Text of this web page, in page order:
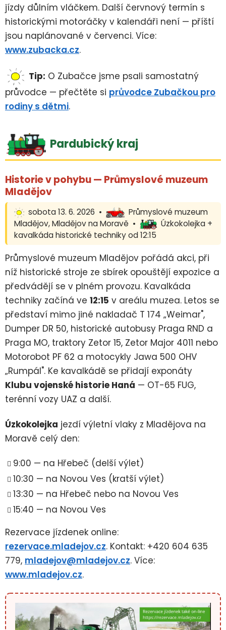
jízdy důlním vláčkem. Další červnový termín s
historickými motoráčky v kalendáři není — příští
jsou naplánované v červenci. Více:
www.zubacka.cz.
Tip: O Zubačce jsme psali samostatný
průvodce — přečtěte si průvodce Zubačkou pro
rodiny s dětmi.
Pardubický kraj
Historie v pohybu — Průmyslové muzeum
Mladějov
sobota 13. 6. 2026 •
Průmyslové muzeum
Mladějov, Mladějov na Moravě •
Úzkokolejka +
kavalkáda historické techniky od 12:15
Průmyslové muzeum Mladějov pořádá akci, při
níž historické stroje ze sbírek opouštějí expozice a
předvádějí se v plném provozu. Kavalkáda
techniky začíná ve 12:15 v areálu muzea. Letos se
představí mimo jiné nakladač T 174 „Weimar",
Dumper DR 50, historické autobusy Praga RND a
Praga MO, traktory Zetor 15, Zetor Major 4011 nebo
Motorobot PF 62 a motocykly Jawa 500 OHV
„Rumpál". Ke kavalkádě se přidají exponáty
Klubu vojenské historie Haná — OT-65 FUG,
terénní vozy UAZ a další.
Úzkokolejka jezdí výletní vlaky z Mladějova na
Moravě celý den:
9:00 — na Hřebeč (delší výlet)
10:30 — na Novou Ves (kratší výlet)
13:30 — na Hřebeč nebo na Novou Ves
15:40 — na Novou Ves
Rezervace jízdenek online:
rezervace.mladejov.cz. Kontakt: +420 604 635
779, mladejov@mladejov.cz. Více:
www.mladejov.cz.